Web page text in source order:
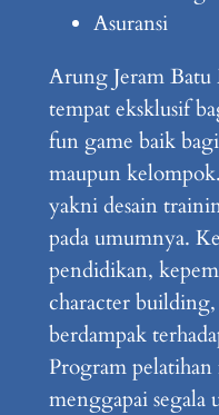
Asuransi
Arung Jeram
tempat eksklusif
fun game baik
maupun
yakni desain
pada umumnya.
pendidikan,
character
berdampak
Program
menggapai segala